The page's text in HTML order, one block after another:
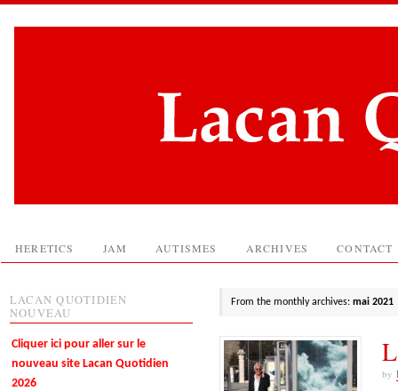
HERETICS JAM AUTISMES ARCHIVES CONTACT
From the monthly archives: mai 2021
by
LACAN QUOTIDIEN
NOUVEAU
Cliquer ici pour aller sur le
nouveau site Lacan Quotidien
2026